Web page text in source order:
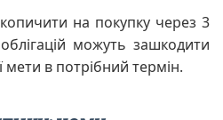
на покупку через 3
можуть зашкодити
в потрібний термін.